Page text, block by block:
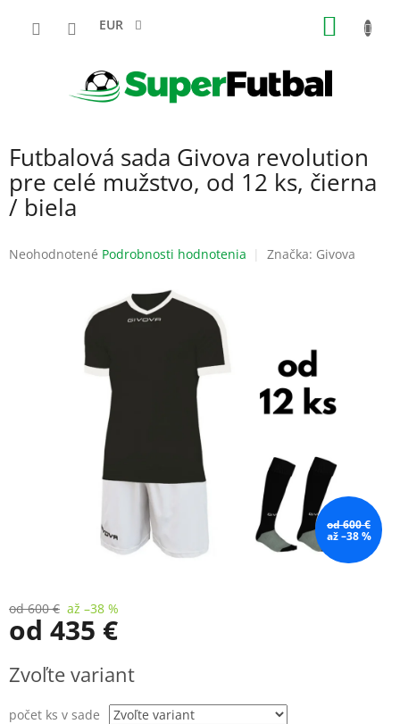
EUR
Futbalová sada Givova revolution
pre celé mužstvo, od 12 ks, čierna
/ biela
Priemerné
Neohodnotené Podrobnosti hodnotenia Značka: Givova
od 600 €
až –38 %
od 600 € až –38 %
od 435 €
cena:
Zvoľte variant
počet ks v sade